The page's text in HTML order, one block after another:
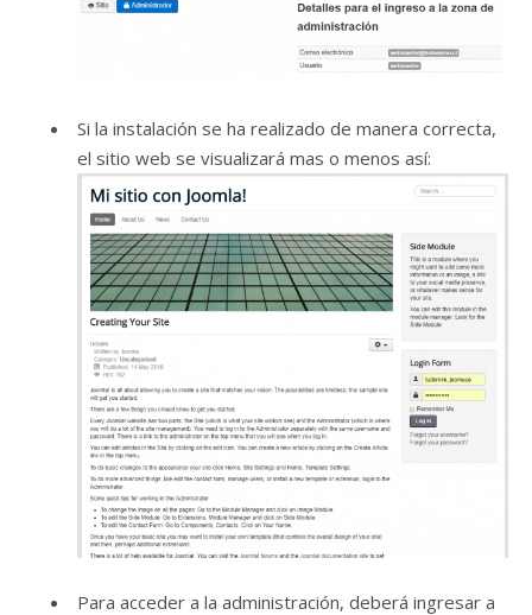
Si la instalación se ha realizado de manera correcta,
el sitio web se visualizará mas o menos así:
Para acceder a la administración, deberá ingresar a